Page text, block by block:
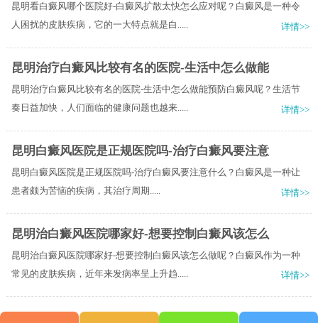
昆明看白癜风哪个医院好-白癜风扩散太快怎么应对呢？白癜风是一种令
人困扰的皮肤疾病，它的一大特点就是白.....
详情>>
昆明治疗白癜风比较有名的医院-生活中怎么做能
昆明治疗白癜风比较有名的医院-生活中怎么做能预防白癜风呢？生活节
奏日益加快，人们面临的健康问题也越来.....
详情>>
昆明白癜风医院是正规医院吗-治疗白癜风要注意
昆明白癜风医院是正规医院吗-治疗白癜风要注意什么？​白癜风是一种让
患者颇为苦恼的疾病，其治疗周期.....
详情>>
昆明治白癜风医院哪家好-想要控制白癜风该怎么
昆明治白癜风医院哪家好-想要控制白癜风该怎么做呢？白癜风作为一种
常见的皮肤疾病，近年来发病率呈上升趋.....
详情>>